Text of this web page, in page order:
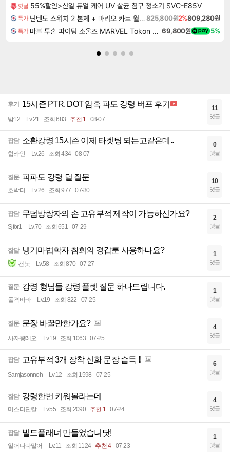
핫딜 55%할인>신일 듀얼 케어 UV 살균 침구 청소기 SVC-E85V
특가 닌텐도 스위치 2 본체 + 마리오 카트 월드 + 포켓몬스터 레전드 ZA 닌텐도 스위치 2 에디션 번들825,800원2%809,280원
특가 마블 투혼 파이팅 소울즈 MARVEL Tokon Fighting Souls 69,800원 5%
후기 15시즌 PTR. DOT 암흑 파도 강령 버프 후기
밤12 Lv.21 조회 683 추천 1 08-07
11
댓글
잡담 소환강령 15시즌 이제 타겟팅 되는고같은데..
힙라인 Lv.26 조회 434 08-07
0
댓글
질문 피파도 강령 딜 질문
호박터 Lv.26 조회 977 07-30
10
댓글
잡담 무덤방랑자의 손 고유부적 제작이 가능하신가요?
Sjfor1 Lv.70 조회 651 07-29
2
댓글
잡담 냉기마법학자 참회의 경갑룬 사용하나요?
캔낫 Lv.58 조회 870 07-27
1
댓글
질문 강령 형님들 강령 플렛 질문 하나드립니다.
돌격바바 Lv.19 조회 822 07-25
1
댓글
질문 문장 바꿀만한가요?
사자왕레오 Lv.19 조회 1063 07-25
4
댓글
잡담 고유부적 3개 장착 신화 문장 습득 !!
Samjasonnoh Lv.12 조회 1598 07-25
6
댓글
잡담 강령한번 키워볼라는데
미스터단칼 Lv.55 조회 2090 추천 1 07-24
4
댓글
잡담 빌드플래너 만들었습니닷!
일어나다말어 Lv.11 조회 1124 추천 4 07-23
1
댓글